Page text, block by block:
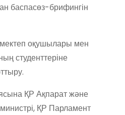
баспасөз-брифингін
оқушылары мен
студенттеріне
ҚР Ақпарат және
ҚР Парламент